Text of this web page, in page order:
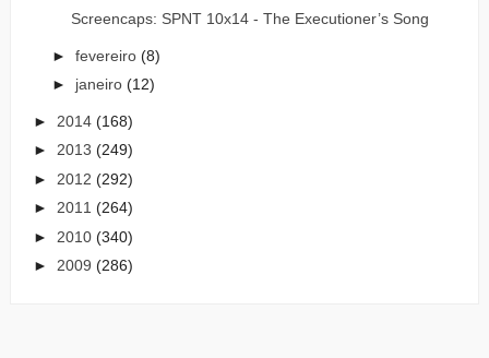
Screencaps: SPNT 10x14 - The Executioner’s Song
► fevereiro (8)
► janeiro (12)
► 2014 (168)
► 2013 (249)
► 2012 (292)
► 2011 (264)
► 2010 (340)
► 2009 (286)